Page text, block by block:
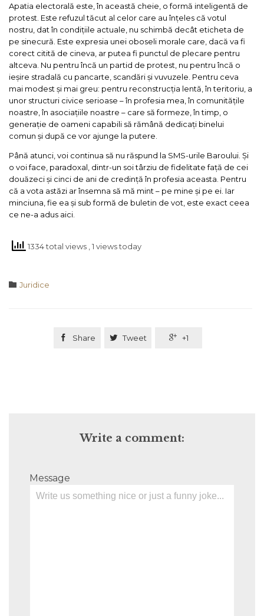
Apatia electorală este, în această cheie, o formă inteligentă de
protest. Este refuzul tăcut al celor care au înțeles că votul
nostru, dat în condițiile actuale, nu schimbă decât eticheta de
pe sinecură. Este expresia unei oboseli morale care, dacă va fi
corect citită de cineva, ar putea fi punctul de plecare pentru
altceva. Nu pentru încă un partid de protest, nu pentru încă o
ieșire stradală cu pancarte, scandări și vuvuzele. Pentru ceva
mai modest și mai greu: pentru reconstrucția lentă, în teritoriu, a
unor structuri civice serioase – în profesia mea, în comunitățile
noastre, în asociațiile noastre – care să formeze, în timp, o
generație de oameni capabili să rămână dedicați binelui
comun și după ce vor ajunge la putere.
Până atunci, voi continua să nu răspund la SMS-urile Baroului. Și
o voi face, paradoxal, dintr-un soi târziu de fidelitate față de cei
douăzeci și cinci de ani de credință în profesia aceasta. Pentru
că a vota astăzi ar însemna să mă mint – pe mine și pe ei. Iar
minciuna, fie ea și sub formă de buletin de vot, este exact ceea
ce ne-a adus aici.
1334 total views , 1 views today
 Category
Juridice
 Share  Tweet  +1
Write a comment:
Message